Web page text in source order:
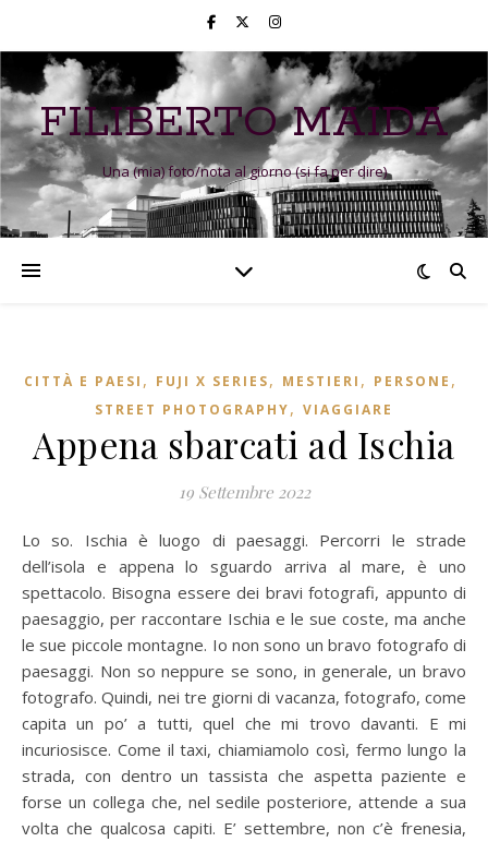
FILIBERTO MAIDA
Una (mia) foto/nota al giorno (si fa per dire)
CITTÀ E PAESI , FUJI X SERIES, MESTIERI , PERSONE ,
STREET PHOTOGRAPHY, VIAGGIARE
Appena sbarcati ad Ischia
19 Settembre 2022
Lo so. Ischia è luogo di paesaggi. Percorri le strade
dell’isola e appena lo sguardo arriva al mare, è uno
spettacolo. Bisogna essere dei bravi fotografi, appunto di
paesaggio, per raccontare Ischia e le sue coste, ma anche
le sue piccole montagne. Io non sono un bravo fotografo di
paesaggi. Non so neppure se sono, in generale, un bravo
fotografo. Quindi, nei tre giorni di vacanza, fotografo, come
capita un po’ a tutti, quel che mi trovo davanti. E mi
incuriosisce. Come il taxi, chiamiamolo così, fermo lungo la
strada, con dentro un tassista che aspetta paziente e
forse un collega che, nel sedile posteriore, attende a sua
volta che qualcosa capiti. E’ settembre, non c’è frenesia,